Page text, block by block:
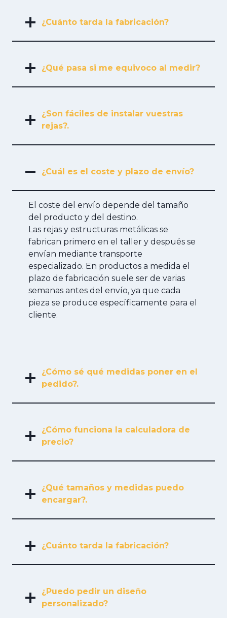
¿Cuánto tarda la fabricación?
¿Qué pasa si me equivoco al medir?
¿Son fáciles de instalar vuestras
rejas?.
¿Cuál es el coste y plazo de envío?
El coste del envío depende del tamaño
del producto y del destino.
Las rejas y estructuras metálicas se
fabrican primero en el taller y después se
envían mediante transporte
especializado. En productos a medida el
plazo de fabricación suele ser de varias
semanas antes del envío, ya que cada
pieza se produce específicamente para el
cliente.
¿Cómo sé qué medidas poner en el
pedido?.
¿Cómo funciona la calculadora de
precio?
¿Qué tamaños y medidas puedo
encargar?.
¿Cuánto tarda la fabricación?
¿Puedo pedir un diseño
personalizado?